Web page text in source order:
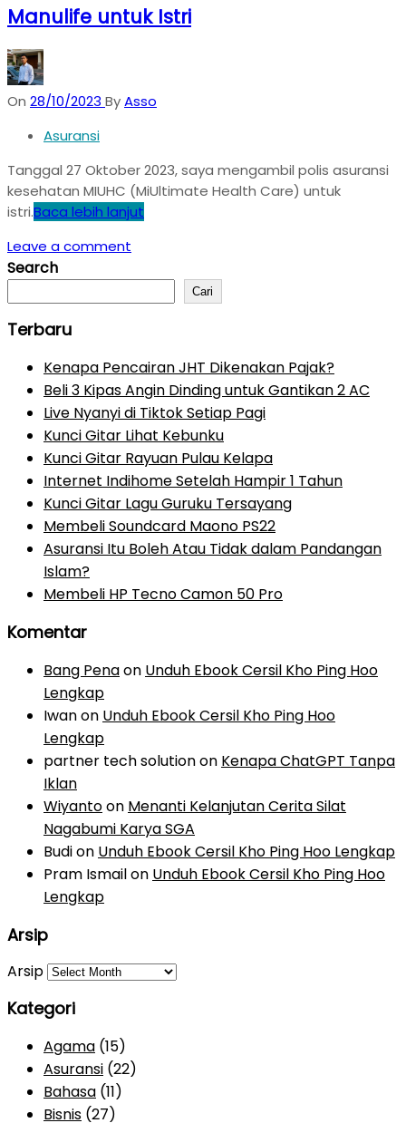
Manulife untuk Istri
On 28/10/2023 ByAsso
Asuransi
Tanggal 27 Oktober 2023, saya mengambil polis asuransi
kesehatan MIUHC (MiUltimate Health Care) untuk
istri.Baca lebih lanjut
Leave a comment
Search
Cari
Terbaru
Kenapa Pencairan JHT Dikenakan Pajak?
Beli 3 Kipas Angin Dinding untuk Gantikan 2 AC
Live Nyanyi di Tiktok Setiap Pagi
Kunci Gitar Lihat Kebunku
Kunci Gitar Rayuan Pulau Kelapa
Internet Indihome Setelah Hampir 1 Tahun
Kunci Gitar Lagu Guruku Tersayang
Membeli Soundcard Maono PS22
Asuransi Itu Boleh Atau Tidak dalam Pandangan
Islam?
Membeli HP Tecno Camon 50 Pro
Komentar
Bang Penaon Unduh Ebook Cersil Kho Ping Hoo
Lengkap
Iwanon Unduh Ebook Cersil Kho Ping Hoo
Lengkap
partner tech solutionon Kenapa ChatGPT Tanpa
Iklan
Wiyantoon Menanti Kelanjutan Cerita Silat
Nagabumi Karya SGA
Budion Unduh Ebook Cersil Kho Ping Hoo Lengkap
Pram Ismailon Unduh Ebook Cersil Kho Ping Hoo
Lengkap
Arsip
Arsip
Kategori
Agama (15)
Asuransi (22)
Bahasa (11)
Bisnis (27)